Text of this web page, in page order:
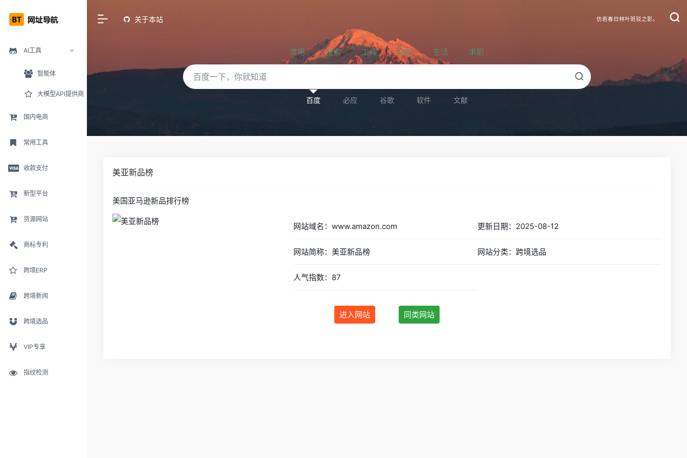
AI工具
智能体
大模型API提供商
国内电商
常用工具
收款支付
新型平台
货源网站
商标专利
跨境ERP
跨境新闻
跨境选品
VIP专享
指纹检测
关于本站 仿若春日林叶斑驳之影。
常用 搜索 工具 社区 生活 求职
百度 必应 谷歌 软件 文献
美亚新品榜
美国亚马逊新品排行榜
网站域名：www.amazon.com 更新日期：2025-08-12
网站简称：美亚新品榜 网站分类：跨境选品
人气指数：87
进入网站 同类网站